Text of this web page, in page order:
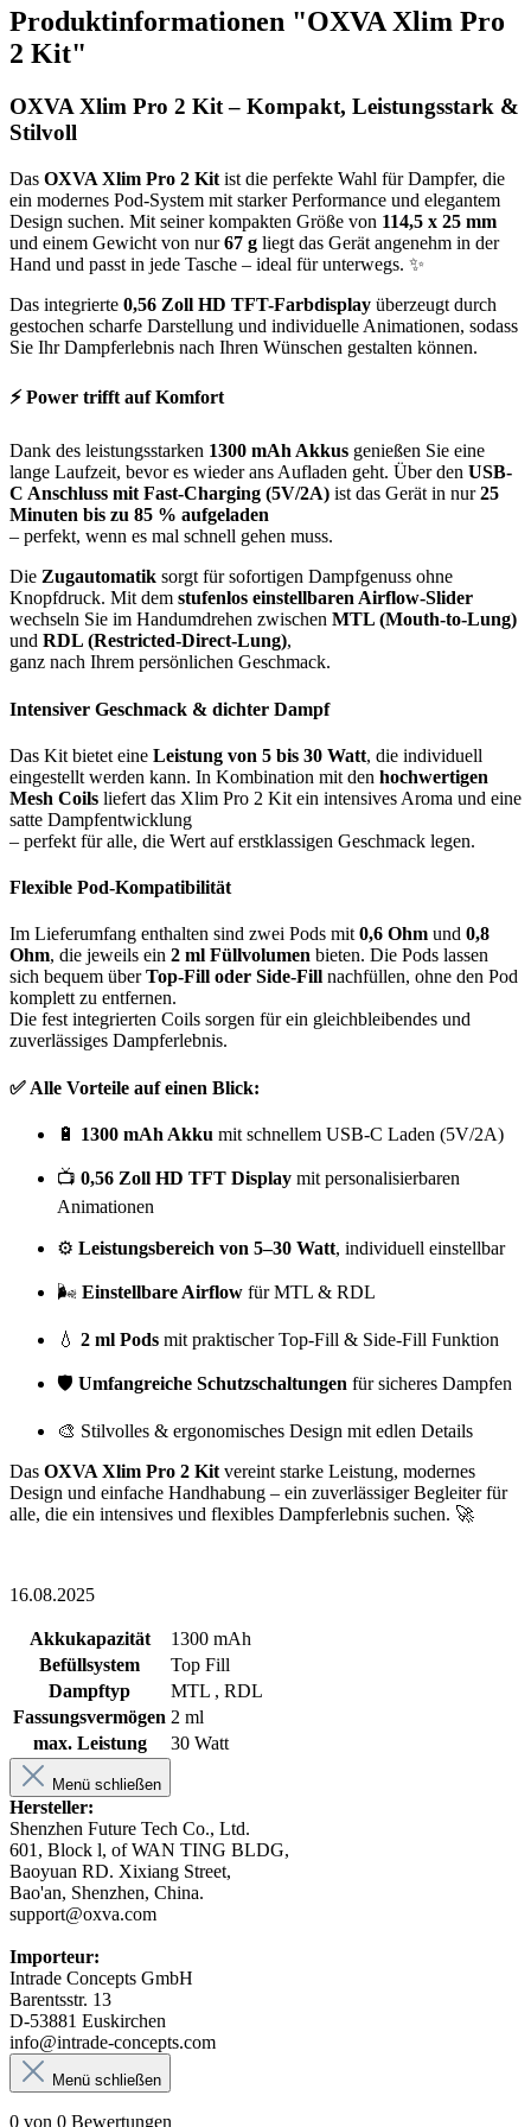
Produktinformationen "OXVA Xlim Pro
2 Kit"
OXVA Xlim Pro 2 Kit – Kompakt, Leistungsstark &
Stilvoll
Das OXVA Xlim Pro 2 Kit ist die perfekte Wahl für Dampfer, die
ein modernes Pod-System mit starker Performance und elegantem
Design suchen. Mit seiner kompakten Größe von 114,5 x 25 mm
und einem Gewicht von nur67 g liegt das Gerät angenehm in der
Hand und passt in jede Tasche – ideal für unterwegs. ✨
Das integrierte 0,56 Zoll HD TFT-Farbdisplay überzeugt durch
gestochen scharfe Darstellung und individuelle Animationen, sodass
Sie Ihr Dampferlebnis nach Ihren Wünschen gestalten können.
⚡ Power trifft auf Komfort
Dank des leistungsstarken 1300 mAh Akkus genießen Sie eine
lange Laufzeit, bevor es wieder ans Aufladen geht. Über den USB-
C Anschluss mit Fast-Charging (5V/2A) ist das Gerät in nur25
Minuten bis zu 85 % aufgeladen
– perfekt, wenn es mal schnell gehen muss.
Die Zugautomatik sorgt für sofortigen Dampfgenuss ohne
Knopfdruck. Mit dem stufenlos einstellbaren Airflow-Slider
wechseln Sie im Handumdrehen zwischen MTL (Mouth-to-Lung)
und RDL (Restricted-Direct-Lung),
ganz nach Ihrem persönlichen Geschmack.
Intensiver Geschmack & dichter Dampf
Das Kit bietet eine Leistung von 5 bis 30 Watt, die individuell
eingestellt werden kann. In Kombination mit den hochwertigen
Mesh Coils liefert das Xlim Pro 2 Kit ein intensives Aroma und eine
satte Dampfentwicklung
– perfekt für alle, die Wert auf erstklassigen Geschmack legen.
Flexible Pod-Kompatibilität
Im Lieferumfang enthalten sind zwei Pods mit0,6 Ohm und 0,8
Ohm, die jeweils ein 2 ml Füllvolumen bieten. Die Pods lassen
sich bequem überTop-Fill oder Side-Fill nachfüllen, ohne den Pod
komplett zu entfernen.
Die fest integrierten Coils sorgen für ein gleichbleibendes und
zuverlässiges Dampferlebnis.
✅ Alle Vorteile auf einen Blick:
🔋 1300 mAh Akku mit schnellem USB-C Laden (5V/2A)
📺 0,56 Zoll HD TFT Display mit personalisierbaren
Animationen
⚙️ Leistungsbereich von 5–30 Watt, individuell einstellbar
🌬 Einstellbare Airflow für MTL & RDL
💧 2 ml Pods mit praktischer Top-Fill & Side-Fill Funktion
🛡 Umfangreiche Schutzschaltungen für sicheres Dampfen
🎨 Stilvolles & ergonomisches Design mit edlen Details
Das OXVA Xlim Pro 2 Kit vereint starke Leistung, modernes
Design und einfache Handhabung – ein zuverlässiger Begleiter für
alle, die ein intensives und flexibles Dampferlebnis suchen. 🚀
16.08.2025
Akkukapazität
1300 mAh
Befüllsystem
Top Fill
Dampftyp
MTL , RDL
Fassungsvermögen 2 ml
max. Leistung
30 Watt
Menü schließen
Hersteller:
Shenzhen Future Tech Co., Ltd.
601, Block l, of WAN TING BLDG,
Baoyuan RD. Xixiang Street,
Bao'an, Shenzhen, China.
support@oxva.com
Importeur:
Intrade Concepts GmbH
Barentsstr. 13
D-53881 Euskirchen
info@intrade-concepts.com
Menü schließen
0 von 0 Bewertungen